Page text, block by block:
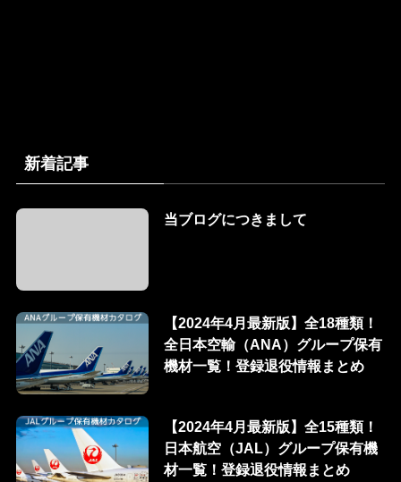
新着記事
当ブログにつきまして
【2024年4月最新版】全18種類！
全日本空輸（ANA）グループ保有
機材一覧！登録退役情報まとめ
【2024年4月最新版】全15種類！
日本航空（JAL）グループ保有機
材一覧！登録退役情報まとめ